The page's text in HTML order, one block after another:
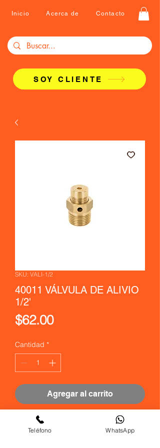
Inicio Acerca de Contacto
SOY CLIENTE
SKU: VALI-1/2
40011 VÁLVULA DE ALIVIO
1/2'
$62.00Precio
Cantidad *
Agregar al carrito
Teléfono WhatsApp